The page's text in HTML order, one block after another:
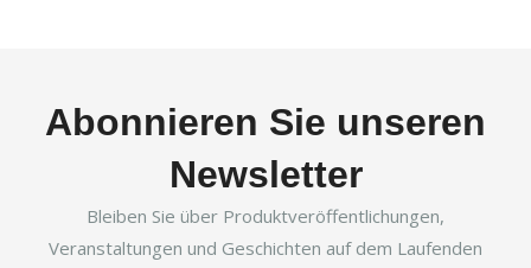
Abonnieren Sie unseren
Newsletter
Bleiben Sie über Produktveröffentlichungen,
Veranstaltungen und Geschichten auf dem Laufenden